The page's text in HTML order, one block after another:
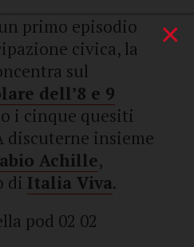
primo episodio
civica, la
sul
dell’8 e 9
i cinque quesiti
discuterne insieme
Achille,
di Italia Viva.
×